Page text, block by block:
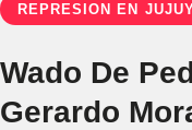
REPRESIÓN EN
Wado De
Gerardo